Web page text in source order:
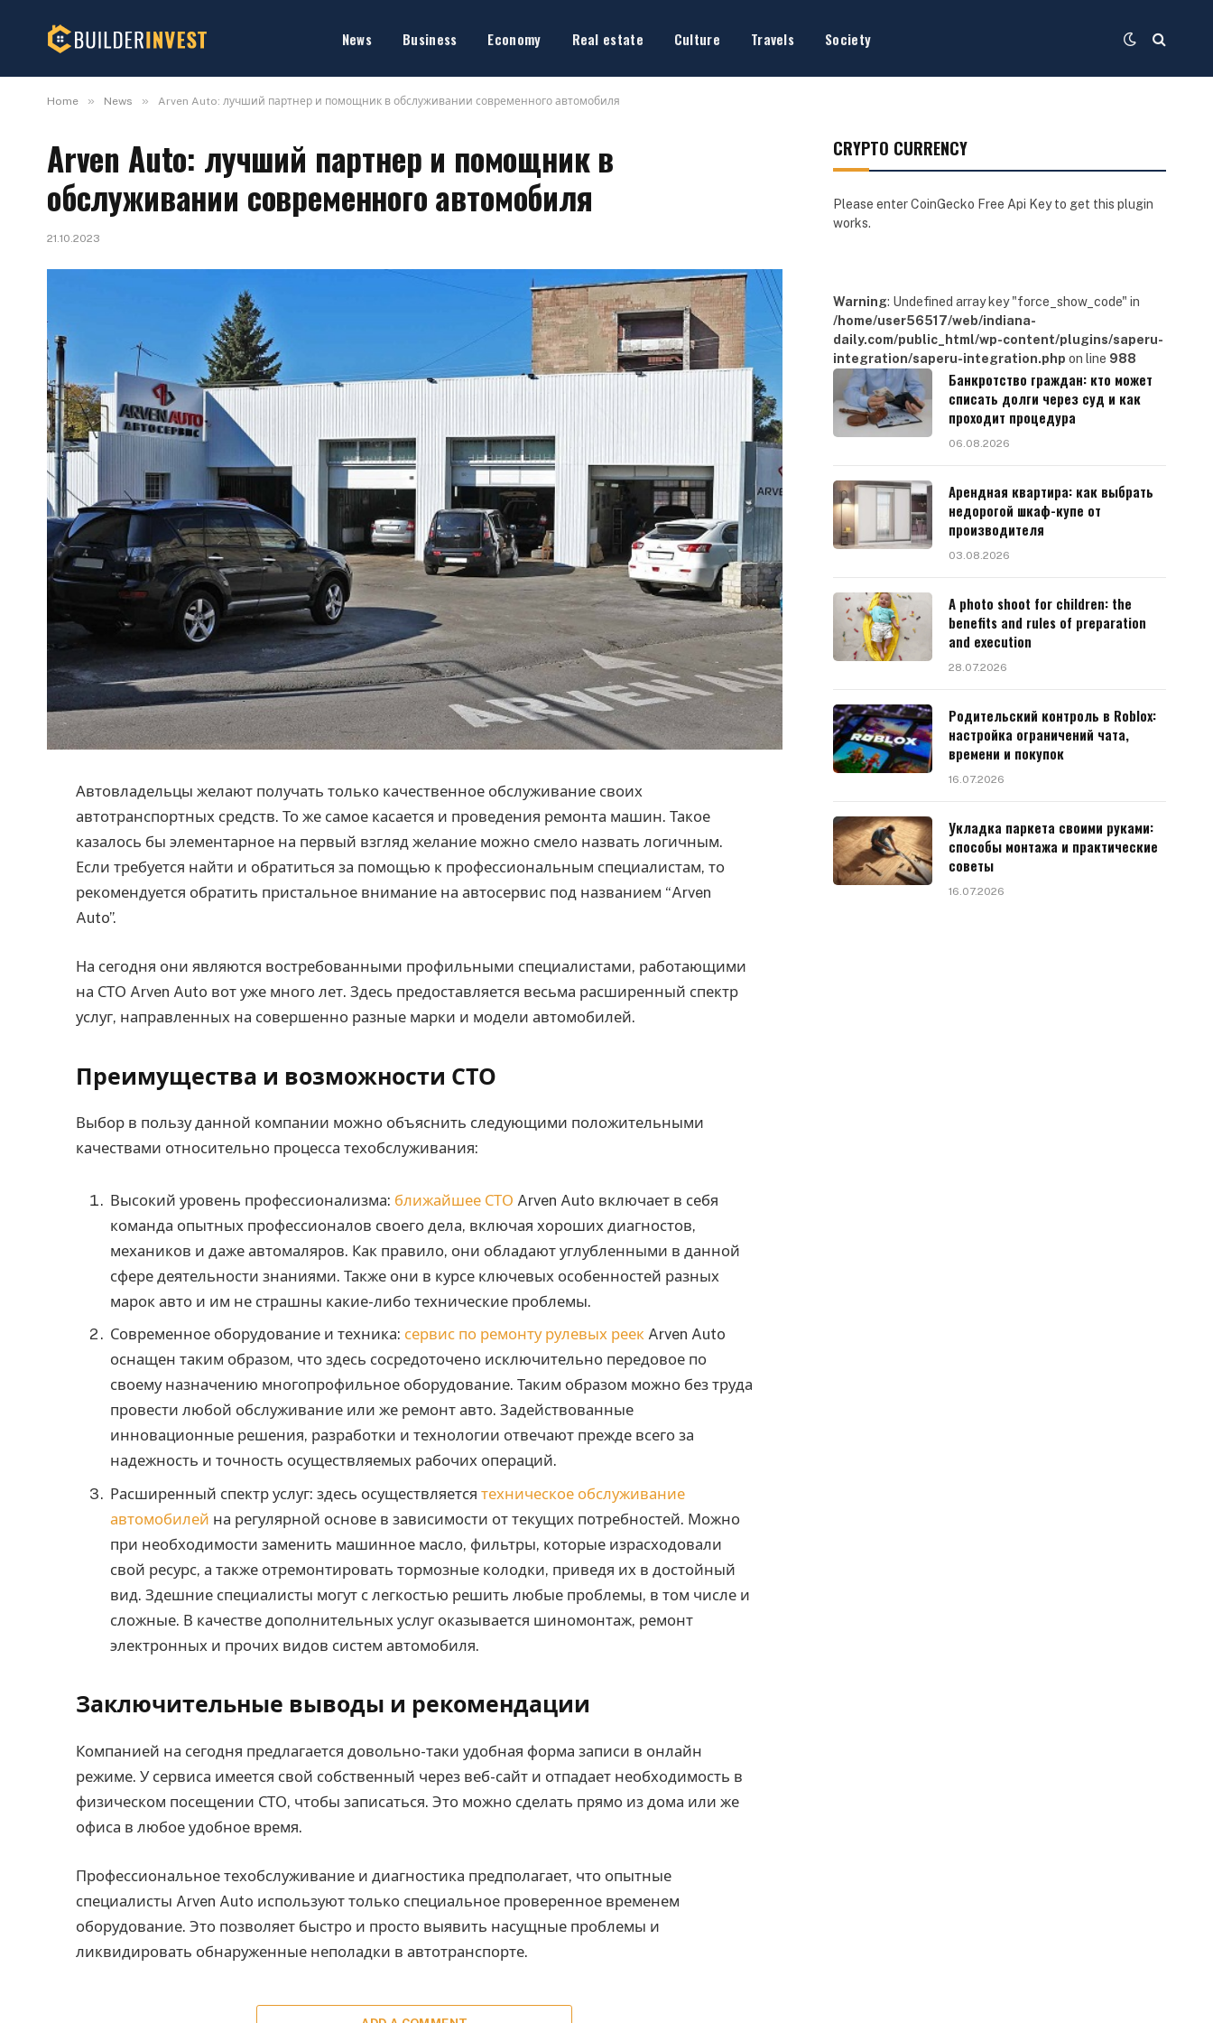
News Business Economy Real estate Culture Travels Society
Home » News » Arven Auto: лучший партнер и помощник в обслуживании современного автомобиля
Arven Auto: лучший партнер и помощник в
обслуживании современного автомобиля
21.10.2023
Автовладельцы желают получать только качественное обслуживание своих
автотранспортных средств. То же самое касается и проведения ремонта машин.Такое
казалось бы элементарное на первый взгляд желание можно смело назвать логичным.
Если требуется найти и обратиться за помощью к профессиональным специалистам, то
рекомендуется обратить пристальное внимание на автосервис под названием “Arven
Auto”.
На сегодня они являются востребованными профильными специалистами, работающими
на СТО Arven Auto вот уже много лет. Здесь предоставляется весьма расширенный спектр
услуг, направленных на совершенно разные марки и модели автомобилей.
Преимущества и возможности СТО
Выбор в пользу данной компании можно объяснить следующими положительными
качествами относительно процесса техобслуживания:
Высокий уровень профессионализма: ближайшее СТО Arven Auto включает в себя
команда опытных профессионалов своего дела, включая хороших диагностов,
механиков и даже автомаляров. Как правило, они обладают углубленными в данной
сфере деятельности знаниями. Также они в курсе ключевых особенностей разных
марок авто и им не страшны какие-либо технические проблемы.
Современное оборудование и техника: сервис по ремонту рулевых реек Arven Auto
оснащен таким образом, что здесь сосредоточено исключительно передовое по
своему назначению многопрофильное оборудование. Таким образом можно без труда
провести любой обслуживание или же ремонт авто. Задействованные
инновационные решения, разработки и технологии отвечают прежде всего за
надежность и точность осуществляемых рабочих операций.
Расширенный спектр услуг: здесь осуществляетсятехническое обслуживание
автомобилей на регулярной основе в зависимости от текущих потребностей. Можно
при необходимости заменить машинное масло, фильтры, которые израсходовали
свой ресурс, а также отремонтировать тормозные колодки, приведя их в достойный
вид. Здешние специалисты могут с легкостью решить любые проблемы, в том числе и
сложные. В качестве дополнительных услуг оказывается шиномонтаж, ремонт
электронных и прочих видов систем автомобиля.
Заключительные выводы и рекомендации
Компанией на сегодня предлагается довольно-таки удобная форма записи в онлайн
режиме. У сервиса имеется свой собственный через веб-сайт и отпадает необходимость в
физическом посещении СТО, чтобы записаться. Это можно сделать прямо из дома или же
офиса в любое удобное время.
Профессиональное техобслуживание и диагностика предполагает, что опытные
специалисты Arven Auto используют только специальное проверенное временем
оборудование. Это позволяет быстро и просто выявить насущные проблемы и
ликвидировать обнаруженные неполадки в автотранспорте.
CRYPTO CURRENCY
Please enter CoinGecko Free Api Key to get this plugin
works.
Warning: Undefined array key "force_show_code" in
/home/user56517/web/indiana-
daily.com/public_html/wp-content/plugins/saperu-
integration/saperu-integration.php on line 988
Банкротство граждан: кто может
списать долги через суд и как
проходит процедура
06.08.2026
Арендная квартира: как выбрать
недорогой шкаф-купе от
производителя
03.08.2026
A photo shoot for children: the
benefits and rules of preparation
and execution
28.07.2026
Родительский контроль в Roblox:
настройка ограничений чата,
времени и покупок
16.07.2026
Укладка паркета своими руками:
способы монтажа и практические
советы
16.07.2026